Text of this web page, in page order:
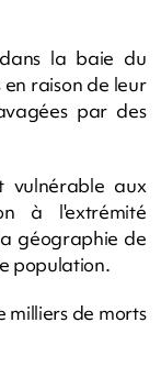
la baie du
raison de leur
par des
vulnérable aux
à l'extrémité
géographie de
population.
milliers de morts